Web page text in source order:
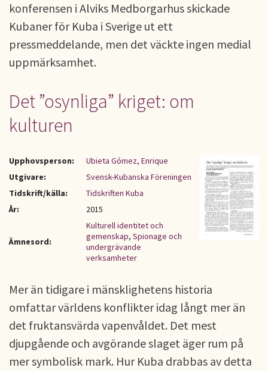
konferensen i Alviks Medborgarhus skickade
Kubaner för Kuba i Sverige ut ett
pressmeddelande, men det väckte ingen medial
uppmärksamhet.
Det ”osynliga” kriget: om
kulturen
Upphovsperson:
Ubieta Gómez, Enrique
Utgivare:
Svensk-Kubanska Föreningen
Tidskrift/källa:
Tidskriften Kuba
År:
2015
Ämnesord:
Kulturell identitet och
gemenskap, Spionage och
undergrävande
verksamheter
Mer än tidigare i mänsklighetens historia
omfattar världens konflikter idag långt mer än
det fruktansvärda vapenvåldet. Det mest
djupgående och avgörande slaget äger rum på
mer symbolisk mark. Hur Kuba drabbas av detta